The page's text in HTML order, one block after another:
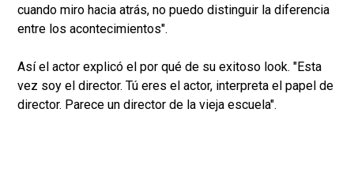
cuando miro hacia atrás, no puedo distinguir la diferencia
entre los acontecimientos".
Así el actor explicó el por qué de su exitoso look. "Esta
vez soy el director. Tú eres el actor, interpreta el papel de
director. Parece un director de la vieja escuela".